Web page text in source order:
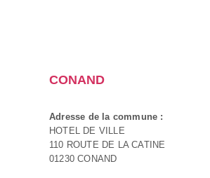
CONAND
Adresse de la commune :
HOTEL DE VILLE
110 ROUTE DE LA CATINE
01230 CONAND